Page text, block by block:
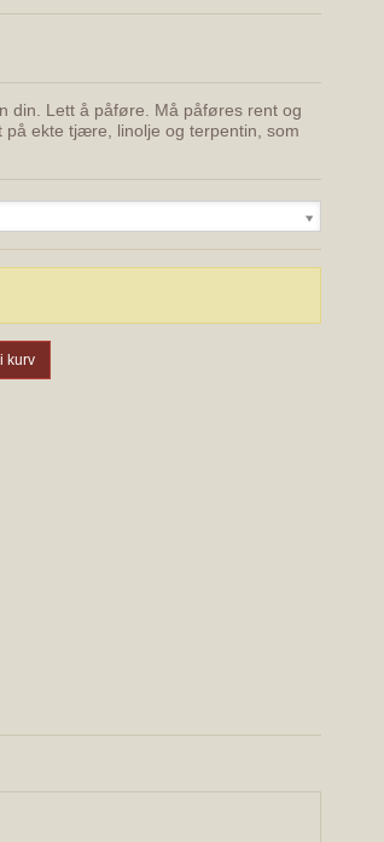
din. Lett å påføre. Må påføres rent og
ekte tjære, linolje og terpentin, som
kurv